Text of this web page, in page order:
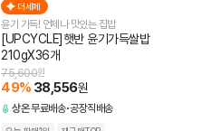
더세페
윤기 가득! 언제나 맛있는 집밥
[UPCYCLE]햇반 윤기가득쌀밥
210gX36개
75,600원
49% 38,556원
상온무료배송 공장직배송